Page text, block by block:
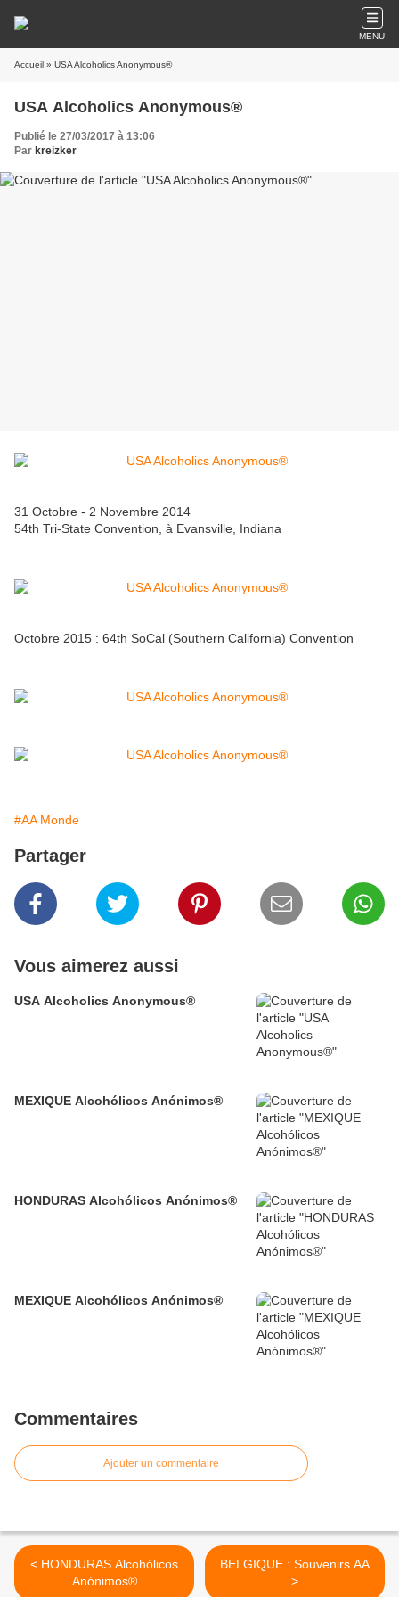
MENU
Accueil » USA Alcoholics Anonymous®
USA Alcoholics Anonymous®
Publié le 27/03/2017 à 13:06
Par kreizker
31 Octobre - 2 Novembre 2014
54th Tri-State Convention, à Evansville, Indiana
Octobre 2015 : 64th SoCal (Southern California) Convention
#AA Monde
Partager
Vous aimerez aussi
USA Alcoholics Anonymous®
MEXIQUE Alcohólicos Anónimos®
HONDURAS Alcohólicos Anónimos®
MEXIQUE Alcohólicos Anónimos®
Commentaires
Ajouter un commentaire
< HONDURAS Alcohólicos
Anónimos®
BELGIQUE : Souvenirs AA
>